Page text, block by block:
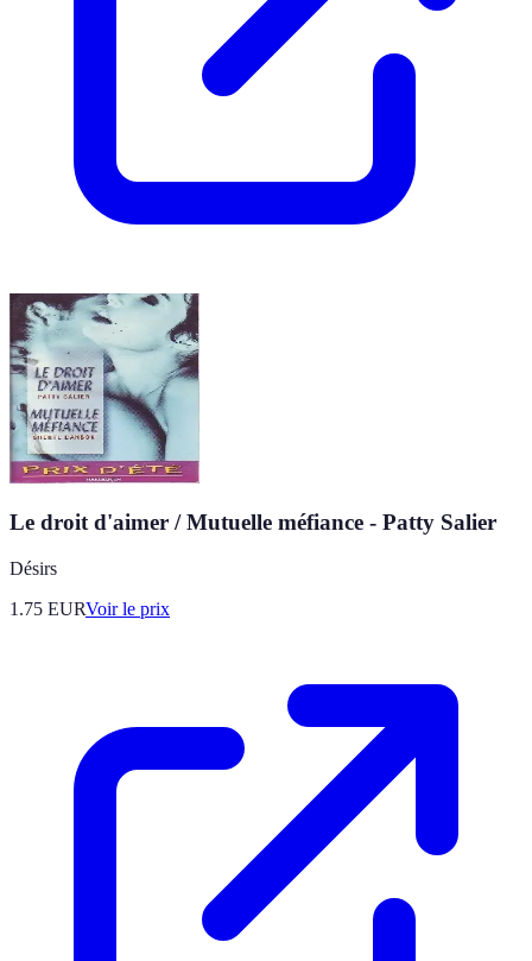
Le droit d'aimer / Mutuelle méfiance - Patty Salier
Désirs
1.75 EURVoir le prix